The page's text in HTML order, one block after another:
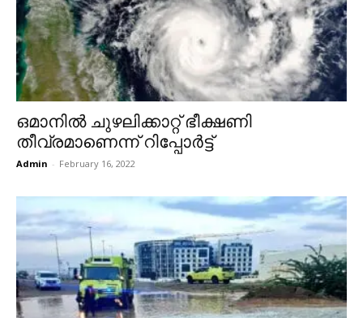
ഒമാനിൽ ചുഴലിക്കാറ്റ് ഭീക്ഷണി
തീവ്രമാണെന്ന് റിപ്പോർട്ട്
Admin - February 16, 2022